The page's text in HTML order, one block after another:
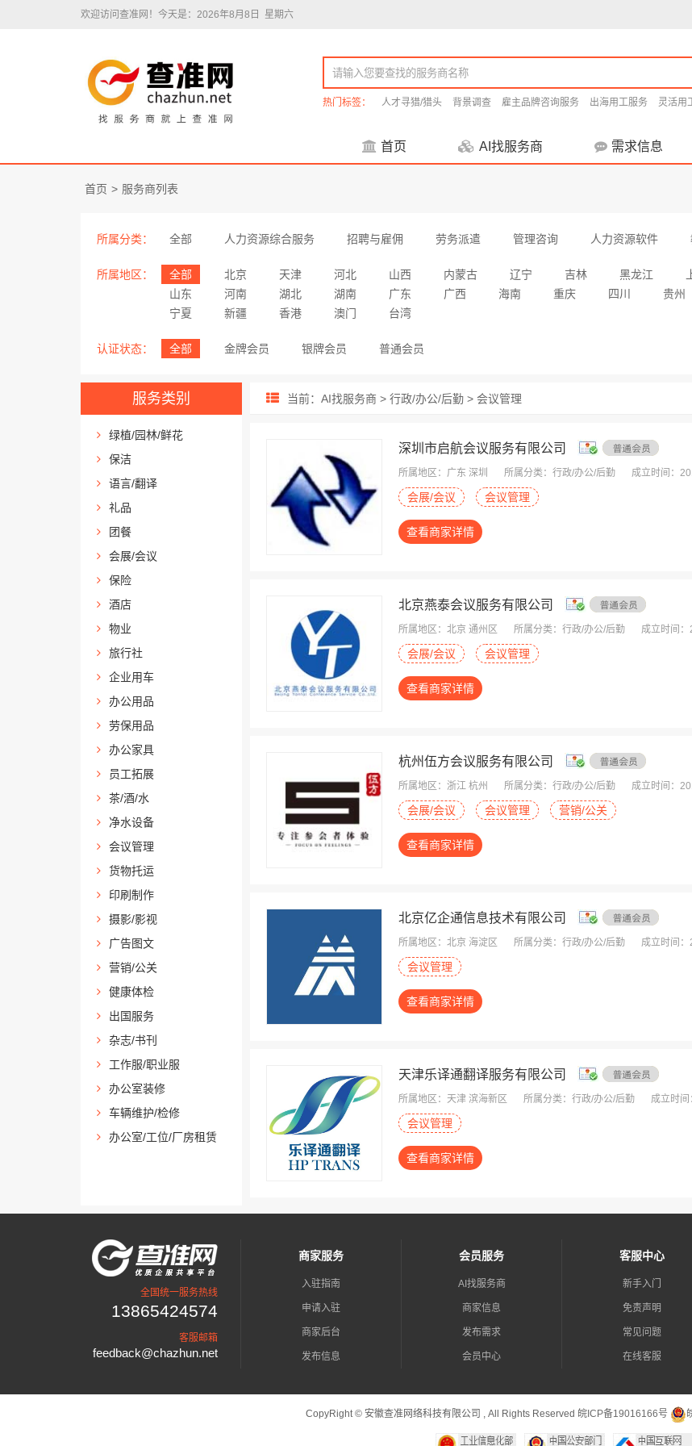
欢迎访问查准网！ 今天是：2026年8月8日 星期六
热门标签： 人才寻猎/猎头 背景调查 雇主品牌咨询服务 出海用工服务 灵活用
首页 AI找服务商 需求信息
首页 > 服务商列表
所属分类： 全部 人力资源综合服务 招聘与雇佣 劳务派遣 管理咨询 人力资源软件
所属地区： 全部 北京 天津 河北 山西 内蒙古 辽宁 吉林 黑龙江
山东
河南 湖北 湖南 广东 广西 海南 重庆 四川 贵州
宁夏
新疆 香港 澳门 台湾
认证状态： 全部 金牌会员 银牌会员 普通会员
服务类别
绿植/园林/鲜花
保洁
语言/翻译
礼品
团餐
会展/会议
保险
酒店
物业
旅行社
企业用车
办公用品
劳保用品
办公家具
员工拓展
茶/酒/水
净水设备
会议管理
货物托运
印刷制作
摄影/影视
广告图文
营销/公关
健康体检
出国服务
杂志/书刊
工作服/职业服
办公室装修
车辆维护/检修
办公室/工位/厂房租赁
当前：AI找服务商 > 行政/办公/后勤 > 会议管理
深圳市启航会议服务有限公司
所属地区：广东 深圳 所属分类：行政/办公/后勤 成立时间：
会展/会议 会议管理
查看商家详情
北京燕泰会议服务有限公司
所属地区：北京 通州区 所属分类：行政/办公/后勤 成立时间
会展/会议 会议管理
查看商家详情
杭州伍方会议服务有限公司
所属地区：浙江 杭州 所属分类：行政/办公/后勤 成立时间：
会展/会议 会议管理 营销/公关
查看商家详情
北京亿企通信息技术有限公司
所属地区：北京 海淀区 所属分类：行政/办公/后勤 成立时间
会议管理
查看商家详情
天津乐译通翻译服务有限公司
所属地区：天津 滨海新区 所属分类：行政/办公/后勤 成立时
会议管理
查看商家详情
全国统一服务热线
13865424574
客服邮箱
feedback@chazhun.net
商家服务
入驻指南
申请入驻
商家后台
发布信息
会员服务
AI找服务商
商家信息
发布需求
会员中心
客服中心
新手入门
免责声明
常见问题
在线客服
CopyRight © 安徽查准网络科技有限公司 , All Rights Reserved 皖ICP备19016166号